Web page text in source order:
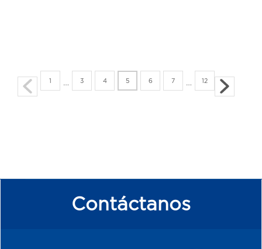
1 … 3 4 5 6 7 … 12
Contáctanos